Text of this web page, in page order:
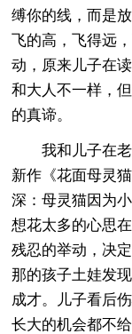
缚你的线，而是
飞的高，飞得远
动，原来儿子在
和大人不一样，
的真谛。
我和儿子在老
新作《花面母灵
深：母灵猫因为
想花太多的心思
残忍的举动，决
那的孩子土娃发
成才。儿子看后
长大的机会都不